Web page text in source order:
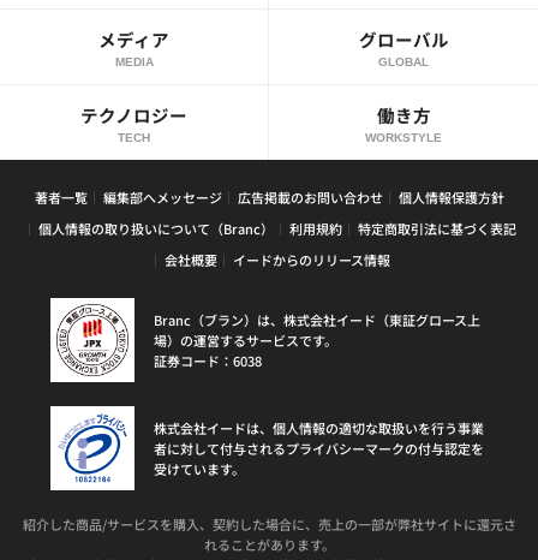
メディア
MEDIA
グローバル
GLOBAL
テクノロジー
TECH
働き方
WORKSTYLE
著者一覧 編集部へメッセージ 広告掲載のお問い合わせ
個人情報保護方針
個人情報の取り扱いについて（Branc）
利用規約
特定商取引法に基づく表記
会社概要
イードからのリリース情報
Branc（ブラン）は、株式会社イード（東証グロース上
場）の運営するサービスです。
証券コード：6038
株式会社イードは、個人情報の適切な取扱いを行う事業
者に対して付与されるプライバシーマークの付与認定を
受けています。
紹介した商品/サービスを購入、契約した場合に、売上の一部が弊社サイトに還元さ
れることがあります。